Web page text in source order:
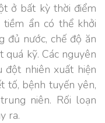
ở bất kỳ thời điểm
ẩn có thể khởi
đủ nước, chế độ ăn
quá kỹ. Các nguyên
đột nhiên xuất hiện
tố, bệnh tuyến yên,
niên. Rối loạn
ra.